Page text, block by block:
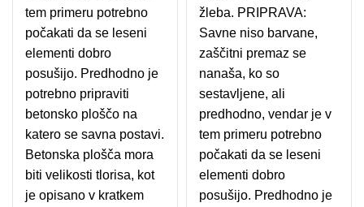
tem primeru potrebno
počakati da se leseni
elementi dobro
posušijo. Predhodno je
potrebno pripraviti
betonsko ploščo na
katero se savna postavi.
Betonska plošča mora
biti velikosti tlorisa, kot
je opisano v kratkem
žleba. PRIPRAVA:
Savne niso barvane,
zaščitni premaz se
nanaša, ko so
sestavljene, ali
predhodno, vendar je v
tem primeru potrebno
počakati da se leseni
elementi dobro
posušijo. Predhodno je